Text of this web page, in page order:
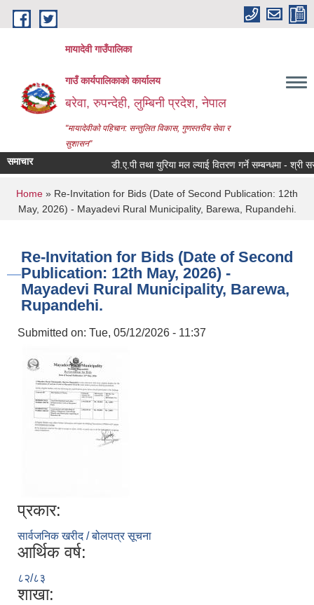
Skip to main content
मायादेवी गाउँपालिका
गाउँ कार्यपालिकाको कार्यालय
बरेवा, रुपन्देही, लुम्बिनी प्रदेश, नेपाल
"मायादेवीको पहिचान: सन्तुलित विकास, गुणस्तरीय सेवा र
सुशासन"
समाचार डी.ए.पी तथा युरिया मल ल्याई वितरण गर्ने सम्बन्धमा - श्री
You are here
Home » Re-Invitation for Bids (Date of Second Publication: 12th
May, 2026) - Mayadevi Rural Municipality, Barewa, Rupandehi.
Re-Invitation for Bids (Date of Second
Publication: 12th May, 2026) -
Mayadevi Rural Municipality, Barewa,
Rupandehi.
Submitted on: Tue, 05/12/2026 - 11:37
प्रकार:
सार्वजनिक खरीद / बोलपत्र सूचना
आर्थिक वर्ष:
८२/८३
शाखा: